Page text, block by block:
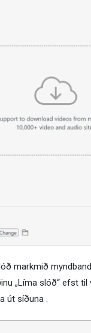
markmið
„Líma slóð“ efst
út síðuna .